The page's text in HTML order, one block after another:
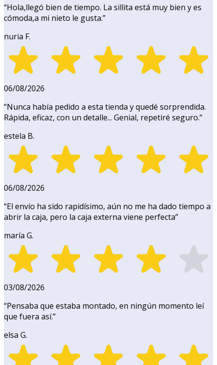
“Hola,llegó bien de tiempo. La sillita está muy bien y es
cómoda,a mi nieto le gusta.”
nuria F.
06/08/2026
“Nunca había pedido a esta tienda y quedé sorprendida.
Rápida, eficaz, con un detalle... Genial, repetiré seguro.”
estela B.
06/08/2026
“El envío ha sido rapidísimo, aún no me ha dado tiempo a
abrir la caja, pero la caja externa viene perfecta”
maría G.
03/08/2026
“Pensaba que estaba montado, en ningún momento leí
que fuera así.”
elsa G.